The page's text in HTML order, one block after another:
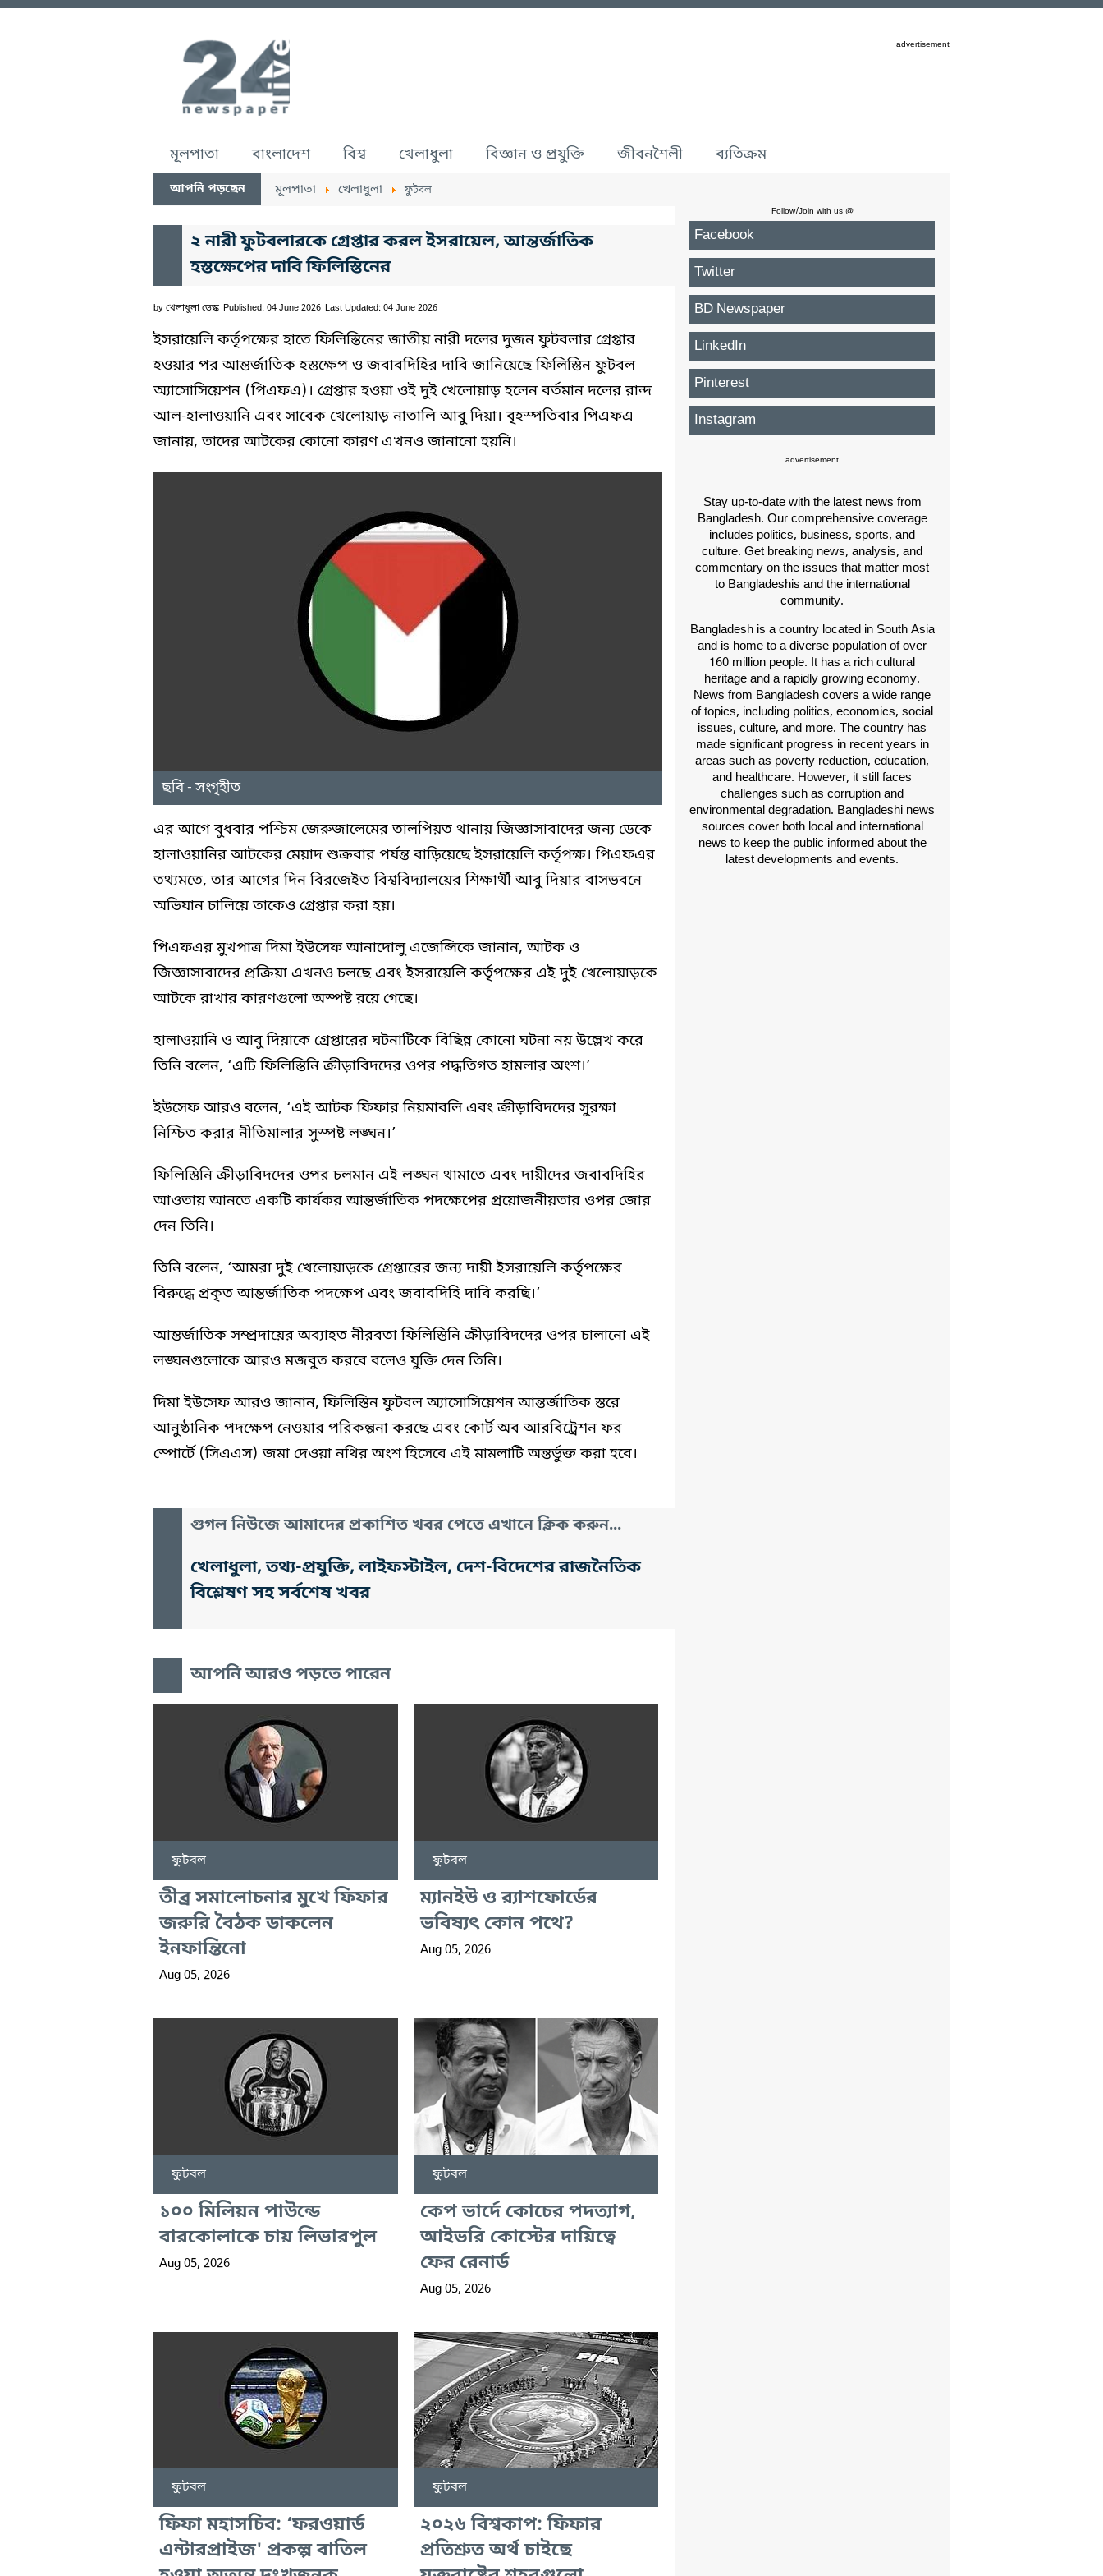
advertisement
মূলপাতা বাংলাদেশ বিশ্ব খেলাধুলা বিজ্ঞান ও প্রযুক্তি জীবনশৈলী ব্যতিক্রম
আপনি পড়ছেন মূলপাতা খেলাধুলা ফুটবল
২ নারী ফুটবলারকে গ্রেপ্তার করল ইসরায়েল, আন্তর্জাতিক
হস্তক্ষেপের দাবি ফিলিস্তিনের
by খেলাধুলা ডেস্ক Published: 04 June 2026 Last Updated: 04 June 2026
ইসরায়েলি কর্তৃপক্ষের হাতে ফিলিস্তিনের জাতীয় নারী দলের দুজন ফুটবলার গ্রেপ্তার
হওয়ার পর আন্তর্জাতিক হস্তক্ষেপ ও জবাবদিহির দাবি জানিয়েছে ফিলিস্তিন ফুটবল
অ্যাসোসিয়েশন (পিএফএ)। গ্রেপ্তার হওয়া ওই দুই খেলোয়াড় হলেন বর্তমান দলের রান্দ
আল-হালাওয়ানি এবং সাবেক খেলোয়াড় নাতালি আবু দিয়া। বৃহস্পতিবার পিএফএ
জানায়, তাদের আটকের কোনো কারণ এখনও জানানো হয়নি।
ছবি - সংগৃহীত
এর আগে বুধবার পশ্চিম জেরুজালেমের তালপিয়ত থানায় জিজ্ঞাসাবাদের জন্য ডেকে
হালাওয়ানির আটকের মেয়াদ শুক্রবার পর্যন্ত বাড়িয়েছে ইসরায়েলি কর্তৃপক্ষ। পিএফএর
তথ্যমতে, তার আগের দিন বিরজেইত বিশ্ববিদ্যালয়ের শিক্ষার্থী আবু দিয়ার বাসভবনে
অভিযান চালিয়ে তাকেও গ্রেপ্তার করা হয়।
পিএফএর মুখপাত্র দিমা ইউসেফ আনাদোলু এজেন্সিকে জানান, আটক ও
জিজ্ঞাসাবাদের প্রক্রিয়া এখনও চলছে এবং ইসরায়েলি কর্তৃপক্ষের এই দুই খেলোয়াড়কে
আটকে রাখার কারণগুলো অস্পষ্ট রয়ে গেছে।
হালাওয়ানি ও আবু দিয়াকে গ্রেপ্তারের ঘটনাটিকে বিছিন্ন কোনো ঘটনা নয় উল্লেখ করে
তিনি বলেন, ‘এটি ফিলিস্তিনি ক্রীড়াবিদদের ওপর পদ্ধতিগত হামলার অংশ।’
ইউসেফ আরও বলেন, ‘এই আটক ফিফার নিয়মাবলি এবং ক্রীড়াবিদদের সুরক্ষা
নিশ্চিত করার নীতিমালার সুস্পষ্ট লঙ্ঘন।’
ফিলিস্তিনি ক্রীড়াবিদদের ওপর চলমান এই লঙ্ঘন থামাতে এবং দায়ীদের জবাবদিহির
আওতায় আনতে একটি কার্যকর আন্তর্জাতিক পদক্ষেপের প্রয়োজনীয়তার ওপর জোর
দেন তিনি।
তিনি বলেন, ‘আমরা দুই খেলোয়াড়কে গ্রেপ্তারের জন্য দায়ী ইসরায়েলি কর্তৃপক্ষের
বিরুদ্ধে প্রকৃত আন্তর্জাতিক পদক্ষেপ এবং জবাবদিহি দাবি করছি।’
আন্তর্জাতিক সম্প্রদায়ের অব্যাহত নীরবতা ফিলিস্তিনি ক্রীড়াবিদদের ওপর চালানো এই
লঙ্ঘনগুলোকে আরও মজবুত করবে বলেও যুক্তি দেন তিনি।
দিমা ইউসেফ আরও জানান, ফিলিস্তিন ফুটবল অ্যাসোসিয়েশন আন্তর্জাতিক স্তরে
আনুষ্ঠানিক পদক্ষেপ নেওয়ার পরিকল্পনা করছে এবং কোর্ট অব আরবিট্রেশন ফর
স্পোর্টে (সিএএস) জমা দেওয়া নথির অংশ হিসেবে এই মামলাটি অন্তর্ভুক্ত করা হবে।
গুগল নিউজে আমাদের প্রকাশিত খবর পেতে এখানে ক্লিক করুন...
খেলাধুলা, তথ্য-প্রযুক্তি, লাইফস্টাইল, দেশ-বিদেশের রাজনৈতিক
বিশ্লেষণ সহ সর্বশেষ খবর
আপনি আরও পড়তে পারেন
ফুটবল
তীব্র সমালোচনার মুখে ফিফার
জরুরি বৈঠক ডাকলেন
ইনফান্তিনো
Aug 05, 2026
ফুটবল
ম্যানইউ ও র‍্যাশফোর্ডের
ভবিষ্যৎ কোন পথে?
Aug 05, 2026
ফুটবল
১০০ মিলিয়ন পাউন্ডে
বারকোলাকে চায় লিভারপুল
Aug 05, 2026
ফুটবল
কেপ ভার্দে কোচের পদত্যাগ,
আইভরি কোস্টের দায়িত্বে
ফের রেনার্ড
Aug 05, 2026
ফুটবল
ফিফা মহাসচিব: ‘ফরওয়ার্ড
এন্টারপ্রাইজ' প্রকল্প বাতিল
ফুটবল
২০২৬ বিশ্বকাপ: ফিফার
প্রতিশ্রুত অর্থ চাইছে
Follow/Join with us @
Facebook
Twitter
BD Newspaper
LinkedIn
Pinterest
Instagram
advertisement
Stay up-to-date with the latest news from
Bangladesh. Our comprehensive coverage
includes politics, business, sports, and
culture. Get breaking news, analysis, and
commentary on the issues that matter most
to Bangladeshis and the international
community.
Bangladesh is a country located in South Asia
and is home to a diverse population of over
160 million people. It has a rich cultural
heritage and a rapidly growing economy.
News from Bangladesh covers a wide range
of topics, including politics, economics, social
issues, culture, and more. The country has
made significant progress in recent years in
areas such as poverty reduction, education,
and healthcare. However, it still faces
challenges such as corruption and
environmental degradation. Bangladeshi news
sources cover both local and international
news to keep the public informed about the
latest developments and events.